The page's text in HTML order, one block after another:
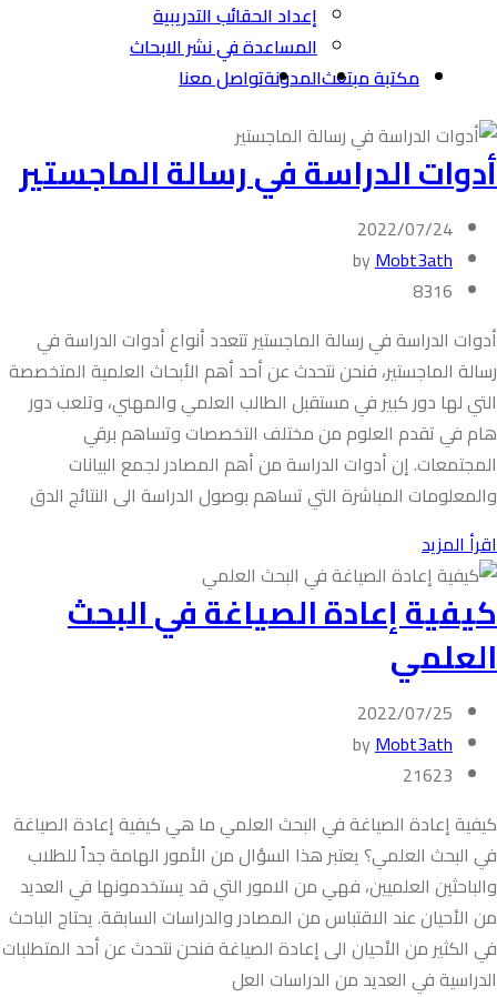
إعداد الحقائب التدريبية
المساعدة في نشر الابحاث
مكتبة مبتعثالمدونةتواصل معنا
أدوات الدراسة في رسالة الماجستير
2022/07/24
byMobt3ath
8316
أدوات الدراسة في رسالة الماجستير تتعدد أنواع أدوات الدراسة في
رسالة الماجستير، فنحن نتحدث عن أحد أهم الأبحاث العلمية المتخصصة
التي لها دور كبير في مستقبل الطالب العلمي والمهني، وتلعب دور
هام في تقدم العلوم من مختلف التخصصات وتساهم برقي
المجتمعات. إن أدوات الدراسة من أهم المصادر لجمع البيانات
والمعلومات المباشرة التي تساهم بوصول الدراسة الى النتائج الدق
اقرأ المزيد
كيفية إعادة الصياغة في البحث
العلمي
2022/07/25
byMobt3ath
21623
كيفية إعادة الصياغة في البحث العلمي ما هي كيفية إعادة الصياغة
في البحث العلمي؟ يعتبر هذا السؤال من الأمور الهامة جداً للطلاب
والباحثين العلميين، فهي من الامور التي قد يستخدمونها في العديد
من الأحيان عند الاقتباس من المصادر والدراسات السابقة. يحتاج الباحث
في الكثير من الأحيان الى إعادة الصياغة فنحن نتحدث عن أحد المتطلبات
الدراسية في العديد من الدراسات العل